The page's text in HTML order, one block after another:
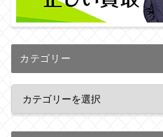
カテゴリー